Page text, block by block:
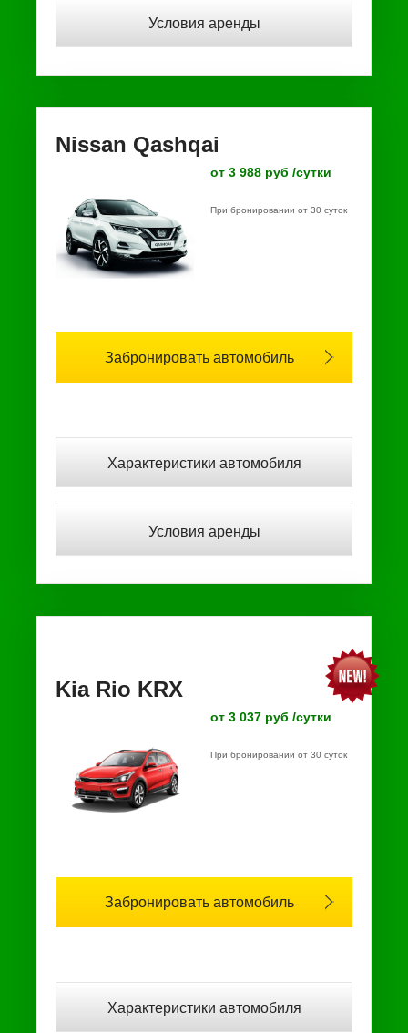
Условия аренды
Nissan Qashqai
от 3 988 руб /сутки
При бронировании от 30 суток
Забронировать автомобиль
Характеристики автомобиля
Условия аренды
Kia Rio KRX
от 3 037 руб /сутки
При бронировании от 30 суток
Забронировать автомобиль
Характеристики автомобиля